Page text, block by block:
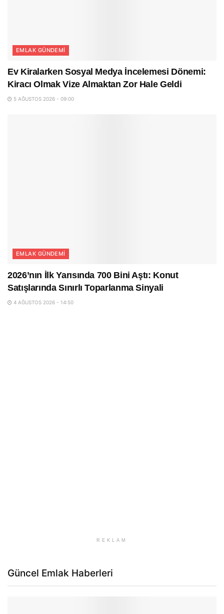
EMLAK GÜNDEMI
Ev Kiralarken Sosyal Medya İncelemesi Dönemi:
Kiracı Olmak Vize Almaktan Zor Hale Geldi
5 AĞUSTOS 2026 - 09:00
EMLAK GÜNDEMI
2026’nın İlk Yarısında 700 Bini Aştı: Konut
Satışlarında Sınırlı Toparlanma Sinyali
4 AĞUSTOS 2026 - 14:50
REKLAM
Güncel Emlak Haberleri